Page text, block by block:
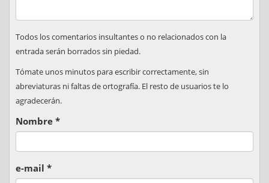
Todos los comentarios insultantes o no relacionados con la
entrada serán borrados sin piedad.
Tómate unos minutos para escribir correctamente, sin
abreviaturas ni faltas de ortografía. El resto de usuarios te lo
agradecerán.
Nombre *
e-mail *